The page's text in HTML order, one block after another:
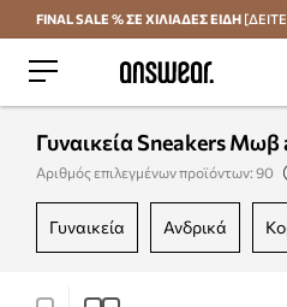
Εξοικονομήστε με
FINAL SALE % ΣΕ ΧΙΛΙΑΔΕΣ ΕΙΔΗ
Γυναικεία Sneakers
Αριθμός επιλεγμένων προϊόντων: 90
γυναικεία ανδρικά